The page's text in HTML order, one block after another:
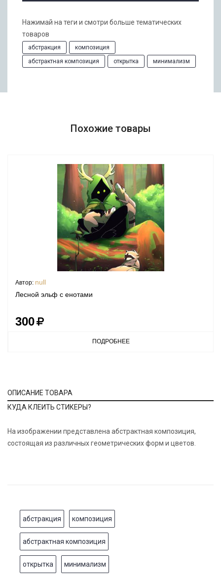
Нажимай на теги и смотри больше тематических
товаров
абстракция
композиция
абстрактная композиция
открытка минимализм
Похожие товары
Автор: null
Лесной эльф с енотами
300
ПОДРОБНЕЕ
ОПИСАНИЕ ТОВАРА
КУДА КЛЕИТЬ СТИКЕРЫ?
На изображении представлена абстрактная композиция,
состоящая из различных геометрических форм и цветов.
абстракция композиция
абстрактная композиция
открытка минимализм